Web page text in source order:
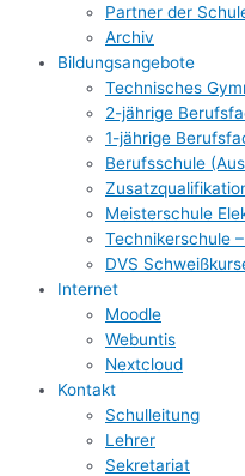
Partner der
Archiv
Bildungsangebote
Technisches
2-jährige
1-jährige
Berufsschule
Meisterschule
Technikerschule
DVS
Internet
Moodle
Webuntis
Nextcloud
Kontakt
Schulleitung
Lehrer
Sekretariat